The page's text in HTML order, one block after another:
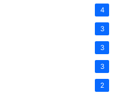
4
3
3
3
2